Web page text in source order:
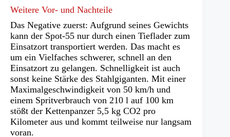
Weitere Vor- und Nachteile
Das Negative zuerst: Aufgrund seines Gewichts
kann der Spot-55 nur durch einen Tieflader zum
Einsatzort transportiert werden. Das macht es
um ein Vielfaches schwerer, schnell an den
Einsatzort zu gelangen. Schnelligkeit ist auch
sonst keine Stärke des Stahlgiganten. Mit einer
Maximalgeschwindigkeit von 50 km/h und
einem Spritverbrauch von 210 l auf 100 km
stößt der Kettenpanzer 5,5 kg CO2 pro
Kilometer aus und kommt teilweise nur langsam
voran.